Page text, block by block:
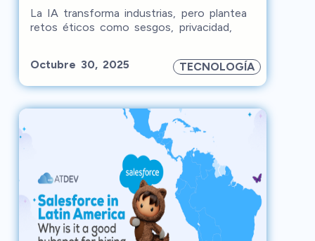
La IA transforma industrias, pero plantea
retos éticos como sesgos, privacidad,
inclusivos, transparencia, protección de la
información y capacitación laboral.
Octubre 30, 2025 TECNOLOGÍA